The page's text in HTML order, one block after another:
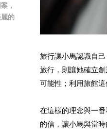
，
的
旅行讓小馬認識自
旅行，則讓她確立
可能性；利用旅館
在這樣的理念與一
的信，讓小馬與當